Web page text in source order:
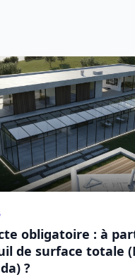
obligatoire : à
de surface totale
?